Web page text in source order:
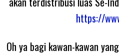
https://
Oh ya bagi kawan-kawan